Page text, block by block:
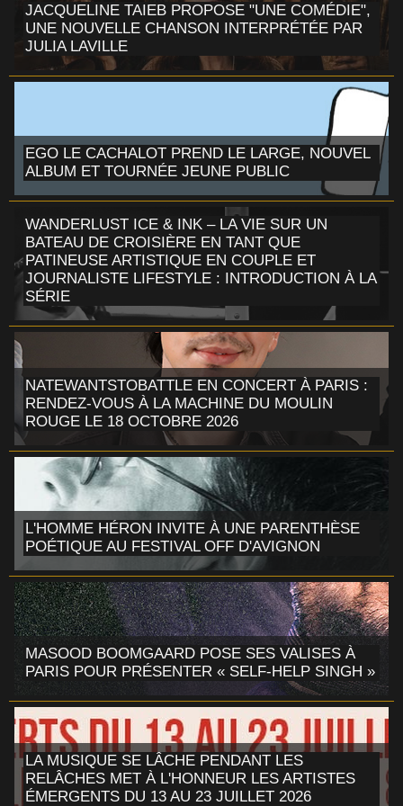
JACQUELINE TAIEB PROPOSE "UNE COMÉDIE",
UNE NOUVELLE CHANSON INTERPRÉTÉE PAR
JULIA LAVILLE
EGO LE CACHALOT PREND LE LARGE, NOUVEL
ALBUM ET TOURNÉE JEUNE PUBLIC
WANDERLUST ICE & INK – LA VIE SUR UN
BATEAU DE CROISIÈRE EN TANT QUE
PATINEUSE ARTISTIQUE EN COUPLE ET
JOURNALISTE LIFESTYLE : INTRODUCTION À LA
SÉRIE
NATEWANTSTOBATTLE EN CONCERT À PARIS :
RENDEZ-VOUS À LA MACHINE DU MOULIN
ROUGE LE 18 OCTOBRE 2026
L'HOMME HÉRON INVITE À UNE PARENTHÈSE
POÉTIQUE AU FESTIVAL OFF D'AVIGNON
MASOOD BOOMGAARD POSE SES VALISES À
PARIS POUR PRÉSENTER « SELF-HELP SINGH »
LA MUSIQUE SE LÂCHE PENDANT LES
RELÂCHES MET À L'HONNEUR LES ARTISTES
ÉMERGENTS DU 13 AU 23 JUILLET 2026